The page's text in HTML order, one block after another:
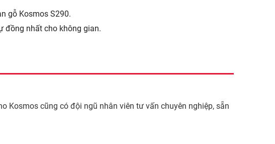
gỗ Kosmos S290.
đồng nhất cho không gian.
Kosmos cũng có đội ngũ nhân viên tư vấn chuyên nghiệp, sẵn